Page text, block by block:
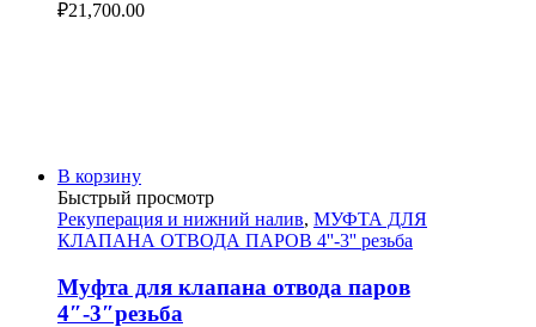
₽21,700.00
В корзину
Быстрый просмотр
Рекуперация и нижний налив, МУФТА ДЛЯ
КЛАПАНА ОТВОДА ПАРОВ 4''-3'' резьба
Муфта для клапана отвода паров
4″-3″резьба